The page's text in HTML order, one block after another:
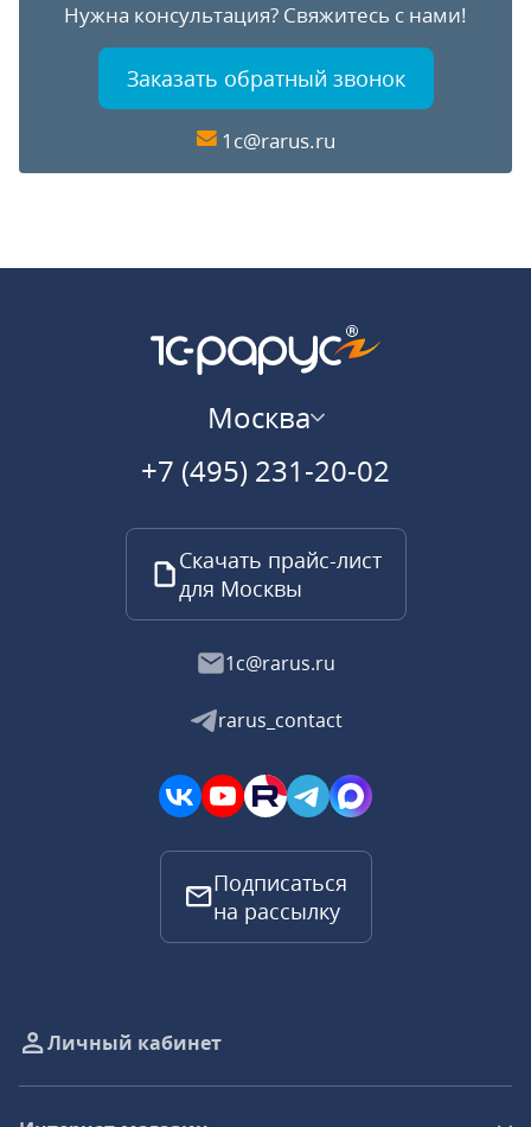
Нужна консультация? Свяжитесь с нами!
Заказать обратный звонок
1c@rarus.ru
Москва
+7 (495) 231-20-02
Скачать прайс-лист
для Москвы
1c@rarus.ru
rarus_contact
Подписаться
на рассылку
Личный кабинет